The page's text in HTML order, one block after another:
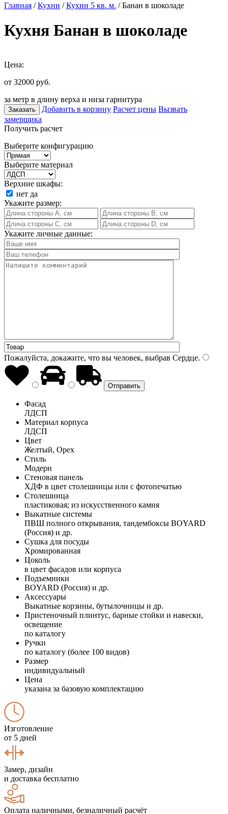
Главная /Кухни /Кухни 5 кв. м. / Банан в шоколаде
Кухня Банан в шоколаде
Цена:
от 32000 руб.
за метр в длину верха и низа гарнитура
Заказать Добавить в корзину Расчет цены Вызвать
замерщика
Получить расчет
Выберите конфигурацию
Выберите материал
Верхние шкафы:
нет да
Укажите размер:
Укажите личные данные:
Пожалуйста, докажите, что вы человек, выбрав Сердце.
Фасад
ЛДСП
Материал корпуса
ЛДСП
Цвет
Желтый, Орех
Стиль
Модерн
Стеновая панель
ХДФ в цвет столешницы или с фотопечатью
Столешница
пластиковая; из искусственного камня
Выкатные системы
ПВШ полного открывания, тандембоксы BOYARD
(Россия) и др.
Сушка для посуды
Хромированная
Цоколь
в цвет фасадов или корпуса
Подъемники
BOYARD (Россия) и др.
Аксессуары
Выкатные корзины, бутылочницы и др.
Пристеночный плинтус, барные стойки и навески,
освещение
по каталогу
Ручки
по каталогу (более 100 видов)
Размер
индивидуальный
Цена
указана за базовую комплектацию
Изготовление
от 5 дней
Замер, дизайн
и доставка бесплатно
Оплата наличными, безналичный расчёт